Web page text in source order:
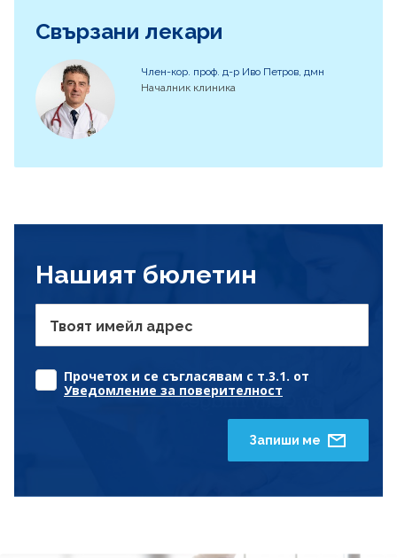
Свързани лекари
Член-кор. проф. д-р Иво Петров, дмн
Началник клиника
Нашият бюлетин
Твоят имейл адрес
Прочетох и се съгласявам с т.3.1. от
Уведомление за поверителност
Запиши ме